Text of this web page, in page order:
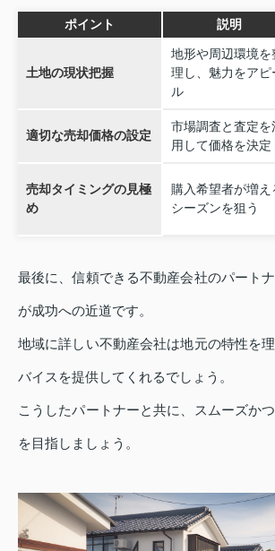
ポイント 説明
土地の現状把握
地形や周辺環境を
理し、魅力をアピ
ル
適切な売却価格の設定
市場調査と査定を
用して価格を決定
売却タイミングの見極
め
購入希望者が増え
シーズンを狙う
最後に、信頼できる不動産会社のパート
が成功への近道です。
地域に詳しい不動産会社は地元の特性を
バイスを提供してくれるでしょう。
こうしたパートナーと共に、スムーズか
を目指しましょう。